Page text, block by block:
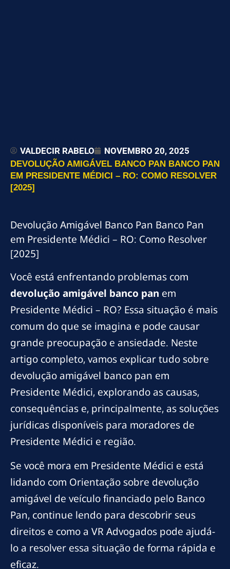
VALDECIR RABELO NOVEMBRO 20, 2025
DEVOLUÇÃO AMIGÁVEL BANCO PAN BANCO PAN
EM PRESIDENTE MÉDICI – RO: COMO RESOLVER
[2025]
Devolução Amigável Banco Pan Banco Pan
em Presidente Médici – RO: Como Resolver
[2025]
Você está enfrentando problemas com
devolução amigável banco pan em
Presidente Médici – RO? Essa situação é mais
comum do que se imagina e pode causar
grande preocupação e ansiedade. Neste
artigo completo, vamos explicar tudo sobre
devolução amigável banco pan em
Presidente Médici, explorando as causas,
consequências e, principalmente, as soluções
jurídicas disponíveis para moradores de
Presidente Médici e região.
Se você mora em Presidente Médici e está
lidando com Orientação sobre devolução
amigável de veículo financiado pelo Banco
Pan, continue lendo para descobrir seus
direitos e como a VR Advogados pode ajudá-
lo a resolver essa situação de forma rápida e
eficaz.